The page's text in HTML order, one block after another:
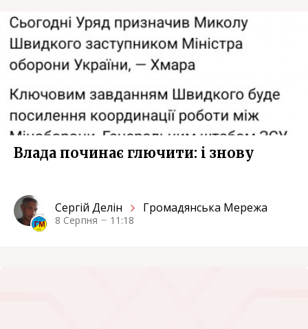
Влада починає глючити: i знову
Сергiй Делін Громадянська Мережа
8 Серпня 11:18